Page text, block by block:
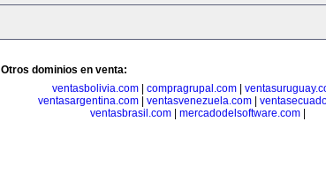
Otros dominios en venta:
ventasbolivia.com
compragrupal.com
ventasargentina.com| ventasvenezuela.com|
ventasbrasil.com
mercadodelsoftware.com